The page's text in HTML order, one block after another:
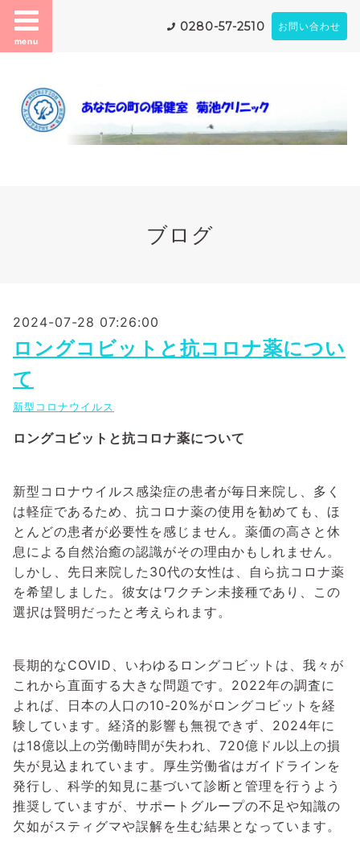
menu
0280-57-2510 お問い合わせ
ブログ
2024-07-28 07:26:00
ロングコビットと抗コロナ薬につい
て
新型コロナウイルス
ロングコビットと抗コロナ薬について
新型コロナウイルス感染症の患者が毎日来院し、多く
は軽症であるため、抗コロナ薬の使用を勧めても、ほ
とんどの患者が必要性を感じません。薬価の高さと休
息による自然治癒の認識がその理由かもしれません。
しかし、先日来院した30代の女性は、自ら抗コロナ薬
を希望しました。彼女はワクチン未接種であり、この
選択は賢明だったと考えられます。
長期的なCOVID、いわゆるロングコビットは、我々が
これから直面する大きな問題です。2022年の調査に
よれば、日本の人口の10-20%がロングコビットを経
験しています。経済的影響も無視できず、2024年に
は18億以上の労働時間が失われ、720億ドル以上の損
失が見込まれています。厚生労働省はガイドラインを
発行し、科学的知見に基づいて診断と管理を行うよう
推奨していますが、サポートグループの不足や知識の
欠如がスティグマや誤解を生む結果となっています。